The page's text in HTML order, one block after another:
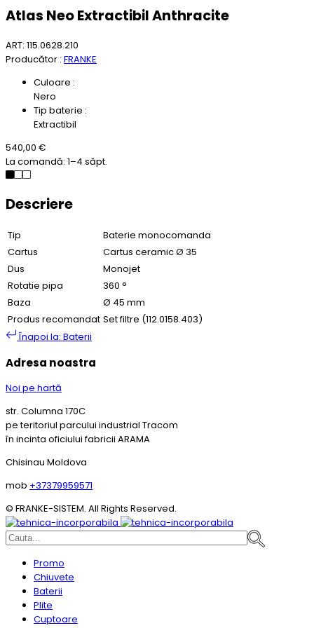
Atlas Neo Extractibil Anthracite
ART: 115.0628.210
Producător : FRANKE
Culoare :
Nero
Tip baterie :
Extractibil
540,00 €
La comandă: 1–4 săpt.
Descriere
Tip
Baterie monocomanda
Cartus
Cartus ceramic Ø 35
Dus
Monojet
Rotatie pipa
360 °
Baza
Ø 45 mm
Produs recomandat Set filtre (112.0158.403)
Înapoi la: Baterii
Adresa noastra
Noi pe hartă
str. Columna 170C
pe teritoriul parcului industrial Tracom
în incinta oficiului fabricii ARAMA
Chisinau Moldova
mob +37379959571
© FRANKE-SISTEM. All Rights Reserved.
Promo
Chiuvete
Baterii
Plite
Cuptoare